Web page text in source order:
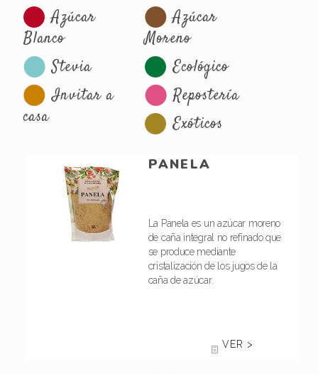
Azúcar
Blanco
Azúcar
Moreno
Stevia
Ecológico
Invitar a
casa
Repostería
Exóticos
PANELA
La Panela es un azúcar moreno
de caña integral no refinado que
se produce mediante
cristalización de los jugos de la
caña de azúcar.
VER >